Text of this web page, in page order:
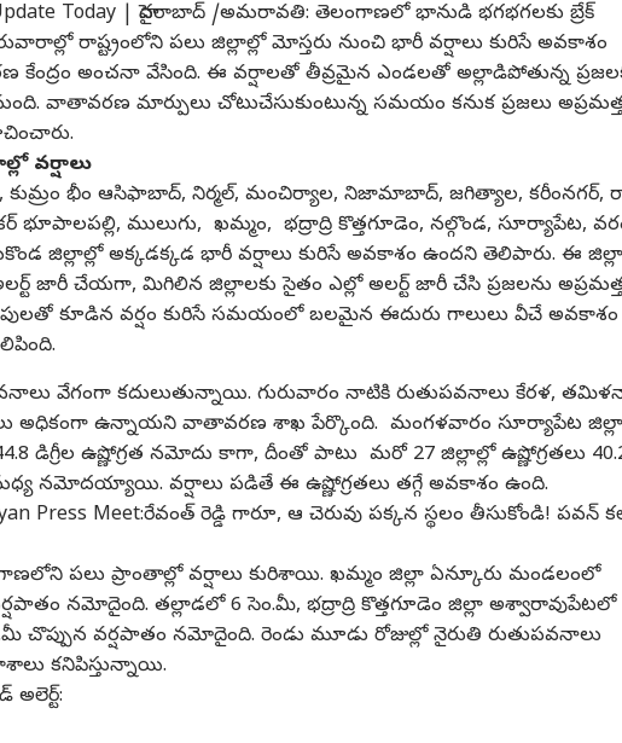
Today | హైదరాబాద్ /అమరావతి: తెలంగాణలో భానుడి భగభగలకు బ్రేక్
రాష్ట్రంలోని పలు జిల్లాల్లో మోస్తరు నుంచి భారీ వర్షాలు కురిసే అవకాశం
అంచనా వేసింది. ఈ వర్షాలతో తీవ్రమైన ఎండలతో అల్లాడిపోతున్న
వాతావరణ మార్పులు చోటుచేసుకుంటున్న సమయం కనుక ప్రజలు
వర్షాలు
భీం ఆసిఫాబాద్, నిర్మల్, మంచిర్యాల, నిజామాబాద్, జగిత్యాల, కరీంనగర్,
భూపాలపల్లి, ములుగు, ఖమ్మం, భద్రాద్రి కొత్తగూడెం, నల్గొండ, సూర్యాపేట,
అక్కడక్కడ భారీ వర్షాలు కురిసే అవకాశం ఉందని తెలిపారు. ఈ
జారీ చేయగా, మిగిలిన జిల్లాలకు సైతం ఎల్లో అలర్ట్ జారీ చేసి ప్రజలను
కూడిన వర్షం కురిసే సమయంలో బలమైన ఈదురు గాలులు వీచే అవకాశం
వేగంగా కదులుతున్నాయి. గురువారం నాటికి రుతుపవనాలు కేరళ,
అధికంగా ఉన్నాయని వాతావరణ శాఖ పేర్కొంది. మంగళవారం సూర్యాపేట జిల్లా
డిగ్రీల ఉష్ణోగ్రత నమోదు కాగా, దీంతో పాటు మరో 27 జిల్లాల్లో ఉష్ణోగ్రతలు
మధ్య నమోదయ్యాయి. వర్షాలు పడితే ఈ ఉష్ణోగ్రతలు తగ్గే అవకాశం ఉంది.
Press Meet:రేవంత్ రెడ్డి గారూ, ఆ చెరువు పక్కన స్థలం తీసుకోండి! పవన్
పలు ప్రాంతాల్లో వర్షాలు కురిశాయి. ఖమ్మం జిల్లా ఏన్కూరు మండలంలో
నమోదైంది. తల్లాడలో 6 సెం.మీ, భద్రాద్రి కొత్తగూడెం జిల్లా అశ్వారావుపేటలో
చొప్పున వర్షపాతం నమోదైంది. రెండు మూడు రోజుల్లో నైరుతి రుతుపవనాలు
కనిపిస్తున్నాయి.
అలెర్ట్: